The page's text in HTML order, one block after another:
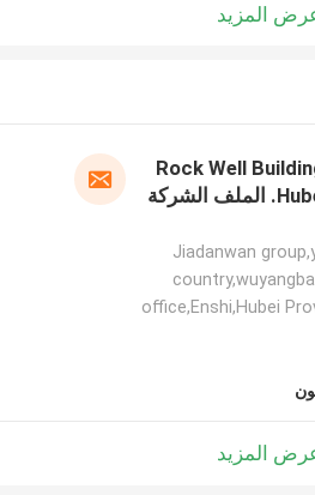
المزيد
Rock Well
Hubei Co., Ltd. الملف الشركة
Jiadanwan
office,Enshi,Hubei
المزيد